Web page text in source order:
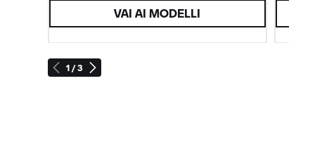
1 / 3
VAI AI MODELLI